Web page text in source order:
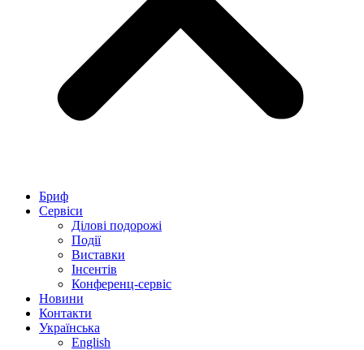
Бриф
Сервіси
Ділові подорожі
Події
Виставки
Інсентів
Конференц-сервіс
Новини
Контакти
Українська
English